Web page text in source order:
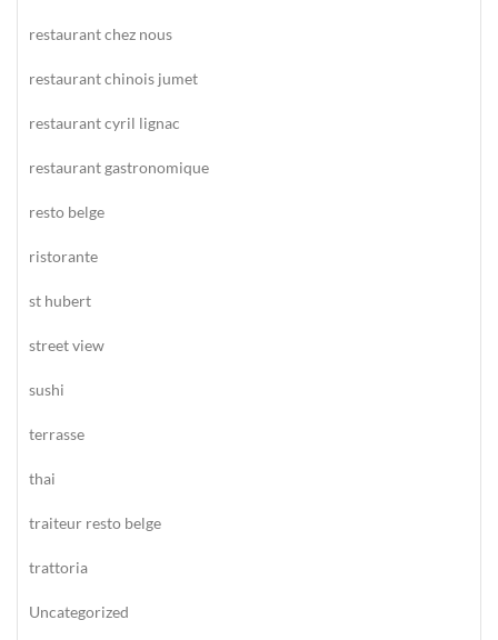
restaurant chez nous
restaurant chinois jumet
restaurant cyril lignac
restaurant gastronomique
resto belge
ristorante
st hubert
street view
sushi
terrasse
thai
traiteur resto belge
trattoria
Uncategorized